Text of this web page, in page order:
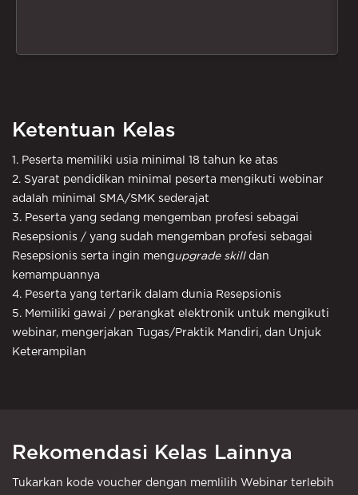
Ketentuan Kelas
1. Peserta memiliki usia minimal 18 tahun ke atas
2. Syarat pendidikan minimal peserta mengikuti webinar
adalah minimal SMA/SMK sederajat
3. Peserta yang sedang mengemban profesi sebagai
Resepsionis / yang sudah mengemban profesi sebagai
Resepsionis serta ingin mengupgrade skill dan
kemampuannya
4. Peserta yang tertarik dalam dunia Resepsionis
5. Memiliki gawai / perangkat elektronik untuk mengikuti
webinar, mengerjakan Tugas/Praktik Mandiri, dan Unjuk
Keterampilan
Rekomendasi Kelas Lainnya
Tukarkan kode voucher dengan memlilih Webinar terlebih